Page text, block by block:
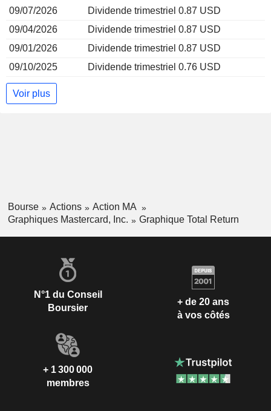
09/07/2026
Dividende trimestriel 0.87 USD
09/04/2026
Dividende trimestriel 0.87 USD
09/01/2026
Dividende trimestriel 0.87 USD
09/10/2025
Dividende trimestriel 0.76 USD
Voir plus
Bourse Actions
Action MA
Graphiques Mastercard, Inc.
Graphique Total Return
N°1 du Conseil
Boursier
+ de 20 ans
à vos côtés
+ 1 300 000
membres